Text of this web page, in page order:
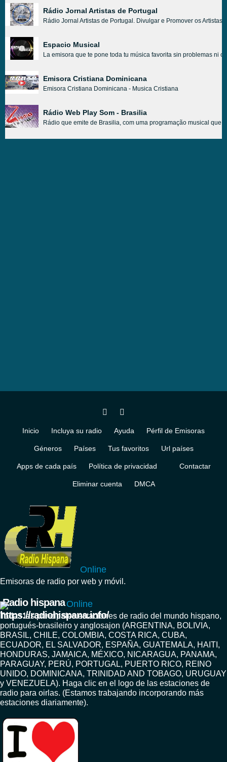
Rádio Jornal Artistas de Portugal
Rádio Jornal Artistas de Portugal. Divulgar e Promover os
Espacio Musical
La emisora que te pone toda tu música favorita sin problemas ni
Emisora Cristiana Dominicana
Emisora Cristiana Dominicana - Musica Cristiana
Rádio Web Play Som - Brasilia
Rádio que emite de Brasilia, com uma programação musical
Inicio Incluya su radio Ayuda Pérfil de Emisoras
Géneros Países Tus favoritos Url países
Apps de cada país Política de privacidad Contactar
Eliminar cuenta DMCA
Online
Emisoras de radio por web y móvil.
Radio hispana Online
Todas las principales estaciones de radio del mundo hispano,
portugués-brasileiro y anglosajon (ARGENTINA, BOLIVIA,
BRASIL, CHILE, COLOMBIA, COSTA RICA, CUBA,
ECUADOR, EL SALVADOR, ESPAÑA, GUATEMALA, HAITI,
HONDURAS, JAMAICA, MÉXICO, NICARAGUA, PANAMA,
PARAGUAY, PERÚ, PORTUGAL, PUERTO RICO, REINO
UNIDO, DOMINICANA, TRINIDAD AND TOBAGO, URUGUAY
y VENEZUELA). Haga clic en el logo de las estaciones de
radio para oirlas. (Estamos trabajando incorporando más
estaciones diariamente).